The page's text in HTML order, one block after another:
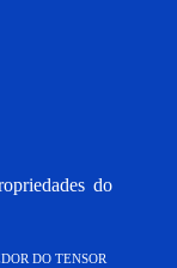
do
DO TENSOR